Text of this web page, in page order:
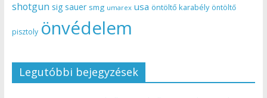
shotgun sig sauer smg umarex usa öntöltő karabély öntöltő
pisztoly önvédelem
Legutóbbi bejegyzések